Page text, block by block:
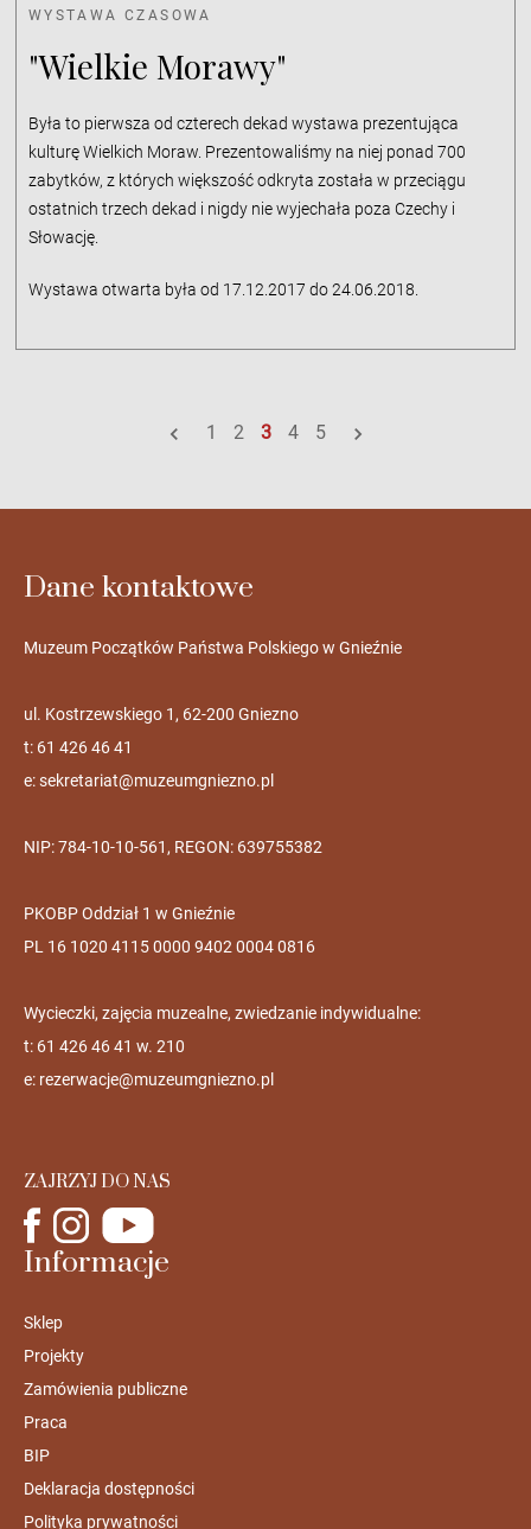
WYSTAWA CZASOWA
"Wielkie Morawy"
Była to pierwsza od czterech dekad wystawa prezentująca
kulturę Wielkich Moraw. Prezentowaliśmy na niej ponad 700
zabytków, z których większość odkryta została w przeciągu
ostatnich trzech dekad i nigdy nie wyjechała poza Czechy i
Słowację.
Wystawa otwarta była od 17.12.2017 do 24.06.2018.
1 2 3 4 5
Dane kontaktowe
Muzeum Początków Państwa Polskiego w Gnieźnie
ul. Kostrzewskiego 1, 62-200 Gniezno
t: 61 426 46 41
e:sekretariat@muzeumgniezno.pl
NIP: 784-10-10-561, REGON: 639755382
PKOBP Oddział 1 w Gnieźnie
PL 16 1020 4115 0000 9402 0004 0816
Wycieczki, zajęcia muzealne, zwiedzanie indywidualne:
t: 61 426 46 41 w. 210
e: rezerwacje@muzeumgniezno.pl
ZAJRZYJ DO NAS
Informacje
Sklep
Projekty
Zamówienia publiczne
Praca
BIP
Deklaracja dostępności
Polityka prywatności